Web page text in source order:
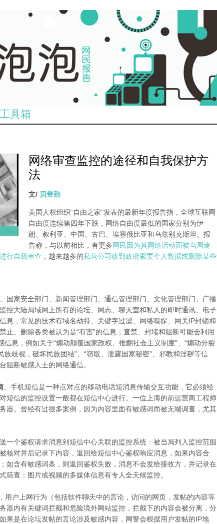
具箱
网络审查监控的途径和自我保护方
法
文/ 贝带劲
美国人权组织“自由之家”发表的最新年度报告指，全球互联网
自由度连续第四年下跌，网络自由度最低的国家分别为伊
朗、叙利亚、中国、古巴、埃塞俄比亚和乌兹别克斯坦。报
告称，与以前相比，有更多网民因为其网络活动而被当局逮
行自我审查 ，越来越多的私营公司收到政府索要个人数据或删除某些
国家安全部门、新闻管理部门、通信管理部门、文化管理部门、广播
控大陆局域网上所有的论坛、网志、聊天室和私人的即时通讯、电子
息，常见的技术有域名劫持、关键字过滤、网络嗅探、网关IP封锁和
止、删除各类被认为是“有害”的信息；查禁、封堵和阻断可能会利用
信息，例如关于“煽动颠覆国家政权、推翻社会主义制度”、“煽动分裂
族歧视，破坏民族团结”、“窃取、泄露国家秘密”、邪教和淫秽等信
阻断敏感人士的网络通信。
。手机短信是一种点对点的移动电话短消息传输交互功能，它必须经
短信的监控设置一般都在短信中心进行。一位上海的前运营商工程师
器。曾经有过很多案例，因为内容里面有敏感词而被无端调查，尤其
一个鉴权请求消息到短信中心关联的监控系统：被当局列入监控范围
核对并后记录下内容，返回给短信中心鉴权响应消息，如果内容合
如含有敏感词条，则返回鉴权失败，消息不会发给接收方，并记录在
筛查；图片或视频的多媒体信息有专人全天候监控。
用户上网行为（包括软件聊天中的言论，访问的网页，发帖的内容等
器内有关键词拦截和危险境外网站监控，拦截下的内容会被分离，分
果是在论坛发帖的言论涉及敏感内容，网警会根据用户发帖的IP地